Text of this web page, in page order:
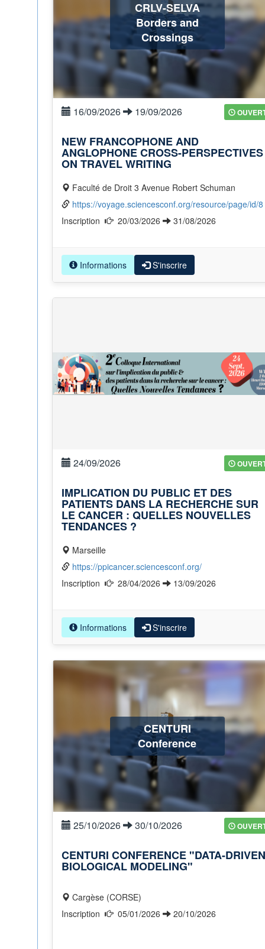
CRLV-SELVA
Borders and
Crossings
16/09/2026 19/09/2026
NEW FRANCOPHONE AND
ANGLOPHONE CROSS-PERSPECTIVES
ON TRAVEL WRITING
Faculté de Droit 3 Avenue Robert Schuman
https://voyage.sciencesconf.org/resource/page/id/8
20/03/2026 31/08/2026
Informations S'inscrire
24/09/2026
IMPLICATION DU PUBLIC ET DES
PATIENTS DANS LA RECHERCHE SUR
LE CANCER : QUELLES NOUVELLES
TENDANCES ?
Marseille
https://ppicancer.sciencesconf.org/
28/04/2026 13/09/2026
Informations S'inscrire
CENTURI
Conference
25/10/2026 30/10/2026
CENTURI CONFERENCE "DATA-DRIVEN
BIOLOGICAL MODELING"
Cargèse (CORSE)
05/01/2026 20/10/2026